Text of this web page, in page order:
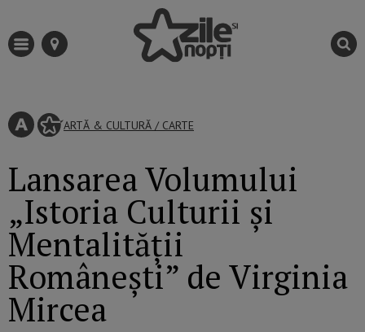
ARTĂ & CULTURĂ / CARTE
Lansarea Volumului
„Istoria Culturii și
Mentalității
Românești” de Virginia
Mircea